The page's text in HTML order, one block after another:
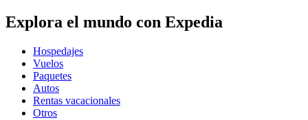
Explora el mundo con Expedia
Hospedajes
Vuelos
Paquetes
Autos
Rentas vacacionales
Otros